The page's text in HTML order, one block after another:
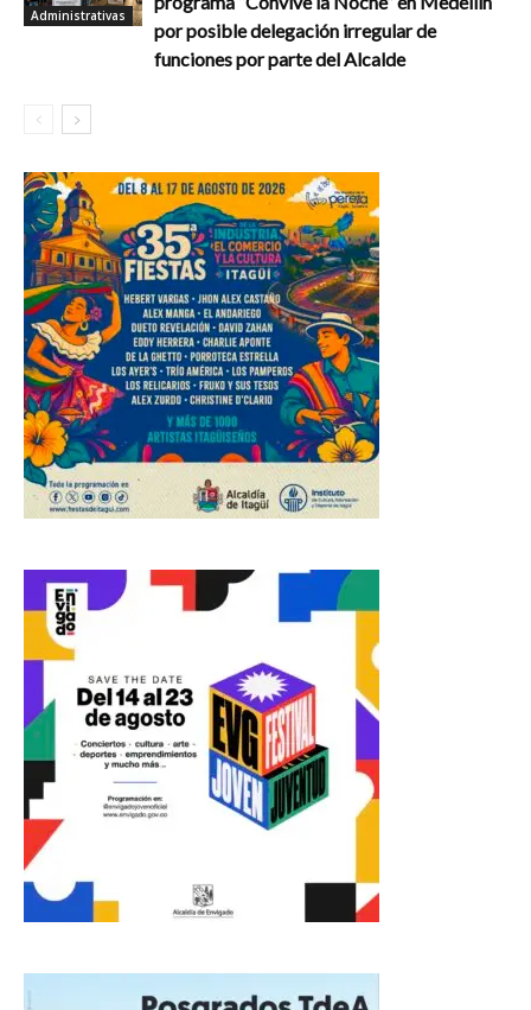
Administrativas
por posible delegación irregular de
funciones por parte del Alcalde